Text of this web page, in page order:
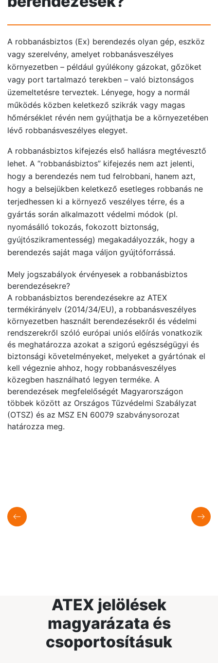
A robbanásbiztos (Ex) berendezés olyan gép, eszköz
vagy szerelvény, amelyet robbanásveszélyes
környezetben – például gyúlékony gázokat, gőzöket
vagy port tartalmazó terekben – való biztonságos
üzemeltetésre terveztek. Lényege, hogy a normál
működés közben keletkező szikrák vagy magas
hőmérséklet révén nem gyújthatja be a környezetében
lévő robbanásveszélyes elegyet.
A robbanásbiztos kifejezés első hallásra megtévesztő
lehet. A “robbanásbiztos” kifejezés nem azt jelenti,
hogy a berendezés nem tud felrobbani, hanem azt,
hogy a belsejükben keletkező esetleges robbanás ne
terjedhessen ki a környező veszélyes térre, és a
gyártás során alkalmazott védelmi módok (pl.
nyomásálló tokozás, fokozott biztonság,
gyújtószikramentesség) megakadályozzák, hogy a
berendezés saját maga váljon gyújtóforrássá.
Mely jogszabályok érvényesek a robbanásbiztos
berendezésekre?
A robbanásbiztos berendezésekre az ATEX
termékirányelv (2014/34/EU), a robbanásveszélyes
környezetben használt berendezésekről és védelmi
rendszerekről szóló európai uniós előírás vonatkozik
és meghatározza azokat a szigorú egészségügyi és
biztonsági követelményeket, melyeket a gyártónak el
kell végeznie ahhoz, hogy robbanásveszélyes
közegben használható legyen terméke. A
berendezések megfelelőségét Magyarországon
többek között az Országos Tűzvédelmi Szabályzat
(OTSZ) és az MSZ EN 60079 szabványsorozat
határozza meg.
ATEX jelölések
magyarázata és
csoportosításuk